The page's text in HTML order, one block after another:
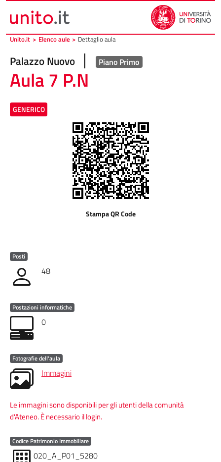
Unito.it > Elenco aule > Dettaglio aula
Palazzo Nuovo | Piano Primo
Aula 7 P.N
GENERICO
Stampa QR Code
Posti
48
Postazioni informatiche
0
Fotografie dell'aula
Immagini
Le immagini sono disponibili per gli utenti della comunità
d'Ateneo. È necessario il login.
Codice Patrimonio Immobiliare
020_A_P01_5280